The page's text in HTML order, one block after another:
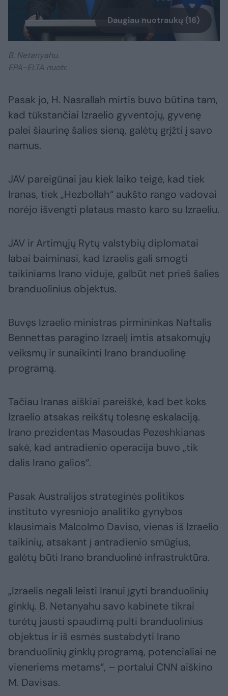
Daugiau nuotraukų (16)
B. Netanyahu.
EPA-ELTA nuotr.
Pasak jo, H. Nasrallah mirtis buvo būtina tam,
kad tūkstančiai Izraelio gyventojų, gyvenę
palei šiaurinę šalies sieną, galėtų grįžti į savo
namus.
JAV pareigūnai jau kiek laiko teigė, kad tiek
Iranas, tiek „Hezbollah“ aukšto rango vadovai
norėjo išvengti plataus masto karo su Izraeliu.
JAV ir Artimųjų Rytų valstybių diplomatai
labai baiminasi, kad Izraelis gali smogti
taikiniams Irano viduje, galbūt net prieš šalies
branduolinius objektus.
Buvęs Izraelio ministras pirmininkas Naftalis
Bennettas paragino Izraelį imtis atsakomųjų
veiksmų ir sunaikinti Irano branduolinę
programą.
Tačiau Iranas aiškiai pareiškė, kad bet koks
Izraelio atsakas reikštų tolesnę eskalaciją.
Irano prezidentas Masoudas Pezeshkianas
sakė, kad antradienio operacija buvo „tik
dalis Irano galios“.
Pasak Australijos strateginės politikos
instituto vyresniojo analitiko gynybos
klausimais Malcolmo Daviso, vienas iš Izraelio
taikinių, atsakant į antradienio smūgius,
galėtų būti Irano branduolinė infrastruktūra.
„Izraelis negali leisti Iranui įgyti branduolinių
ginklų. B. Netanyahu savo kabinete tikrai
turėtų jausti spaudimą pulti branduolinius
objektus ir iš esmės sustabdyti Irano
branduolinių ginklų programą, potencialiai ne
vieneriems metams“, – portalui CNN aiškino
M. Davisas.